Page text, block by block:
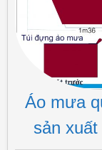
Áo mưa
sản